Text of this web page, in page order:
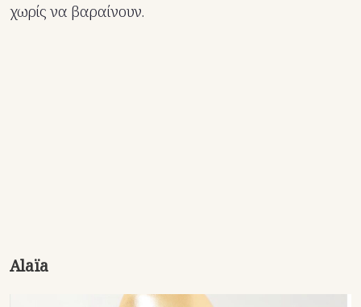
χωρίς να βαραίνουν.
Alaïa